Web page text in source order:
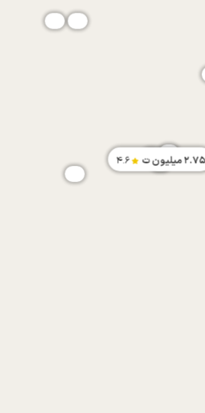
2.75میلیون ت 4.6